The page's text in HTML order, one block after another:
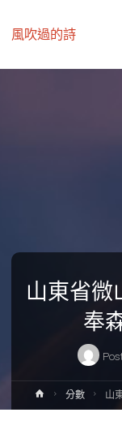
風吹過的詩
山東省微
奉
Home分數 山